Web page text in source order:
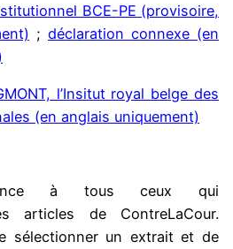
BCE-PE (provisoire,
; déclaration connexe (en
l’Insitut royal belge des
(en anglais uniquement)
à tous ceux qui
articles de ContreLaCour.
sélectionner un extrait et de